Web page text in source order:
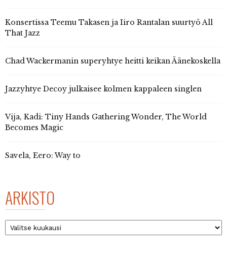
Konsertissa Teemu Takasen ja Iiro Rantalan suurtyö All
That Jazz
Chad Wackermanin superyhtye heitti keikan Äänekoskella
Jazzyhtye Decoy julkaisee kolmen kappaleen singlen
Vija, Kadi: Tiny Hands Gathering Wonder, The World
Becomes Magic
Savela, Eero: Way to
ARKISTO
Arkisto